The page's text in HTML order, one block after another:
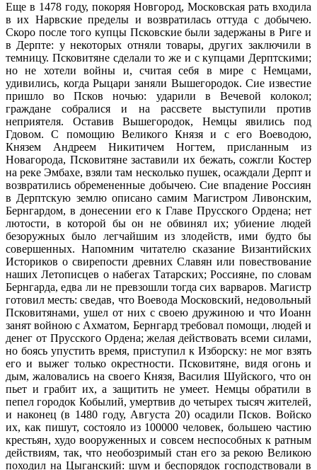
Еще в 1478 году, покоряя Новгород, Московская рать входила
в их Нарвские пределы и возвратилась оттуда с добычею.
Скоро после того купцы Псковские были задержаны в Риге и
в Дерпте: у некоторых отняли товары, других заключили в
темницу. Псковитяне сделали то же и с купцами Дерптскими;
но не хотели войны и, считая себя в мире с Немцами,
удивились, когда Рыцари заняли Вышегородок. Сие известие
пришло во Псков ночью: ударили в Вечевой колокол;
граждане собралися и на рассвете выступили против
неприятеля. Оставив Вышегородок, Немцы явились под
Гдовом. С помощию Великого Князя и с его Воеводою,
Князем Андреем Никитичем Ногтем, присланным из
Новагорода, Псковитяне заставили их бежать, сожгли Костер
на реке Эмбахе, взяли там несколько пушек, осаждали Дерпт и
возвратились обремененные добычею. Сие впадение Россиян
в Дерптскую землю описано самим Магистром Ливонским,
Бернгардом, в донесении его к Главе Прусского Ордена; нет
лютости, в которой бы он не обвинял их; убиение людей
безоружных было легчайшим из злодейств, ими будто бы
совершенных. Напомним читателю сказание Византийских
Историков о свирепости древних Славян или повествование
наших Летописцев о набегах Татарских; Россияне, по словам
Бернгарда, едва ли не превзошли тогда сих варваров. Магистр
готовил месть: сведав, что Воевода Московский, недовольный
Псковитянами, ушел от них с своею дружиною и что Иоанн
занят войною с Ахматом, Бернгард требовал помощи, людей и
денег от Прусского Ордена; желая действовать всеми силами,
но боясь упустить время, приступил к Изборску: не мог взять
его и выжег только окрестности. Псковитяне, видя огонь и
дым, жаловались на своего Князя, Василия Шуйского, что он
пьет и грабит их, а защитить не умеет. Немцы обратили в
пепел городок Кобылий, умертвив до четырех тысяч жителей,
и наконец (в 1480 году, Августа 20) осадили Псков. Войско
их, как пишут, состояло из 100000 человек, большею частию
крестьян, худо вооруженных и совсем неспособных к ратным
действиям, так, что необозримый стан его за рекою Великою
походил на Цыганский: шум и беспорядок господствовали в